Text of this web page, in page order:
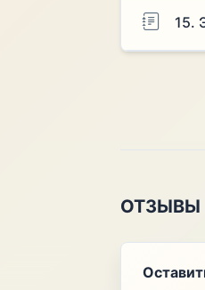
15.
ОТЗЫВЫ